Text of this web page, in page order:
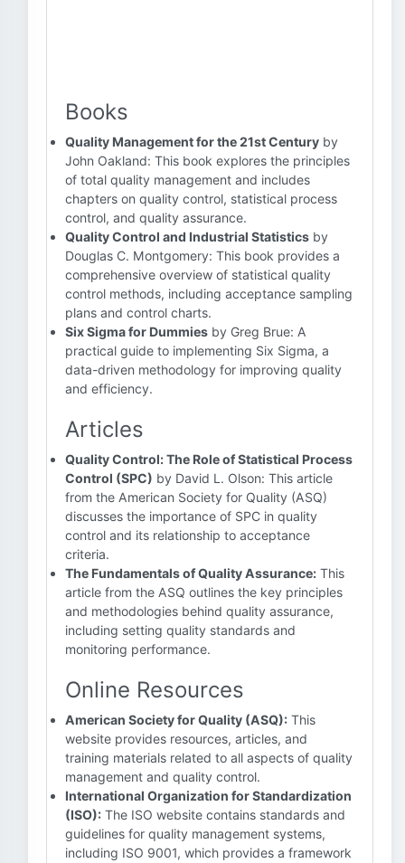
Books
Quality Management for the 21st Century by
John Oakland: This book explores the principles
of total quality management and includes
chapters on quality control, statistical process
control, and quality assurance.
Quality Control and Industrial Statistics by
Douglas C. Montgomery: This book provides a
comprehensive overview of statistical quality
control methods, including acceptance sampling
plans and control charts.
Six Sigma for Dummies by Greg Brue: A
practical guide to implementing Six Sigma, a
data-driven methodology for improving quality
and efficiency.
Articles
Quality Control: The Role of Statistical Process
Control (SPC) by David L. Olson: This article
from the American Society for Quality (ASQ)
discusses the importance of SPC in quality
control and its relationship to acceptance
criteria.
The Fundamentals of Quality Assurance: This
article from the ASQ outlines the key principles
and methodologies behind quality assurance,
including setting quality standards and
monitoring performance.
Online Resources
American Society for Quality (ASQ): This
website provides resources, articles, and
training materials related to all aspects of quality
management and quality control.
International Organization for Standardization
(ISO): The ISO website contains standards and
guidelines for quality management systems,
including ISO 9001, which provides a framework